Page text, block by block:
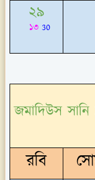
২৯
১৩ 30
জমাদিউস
রবি